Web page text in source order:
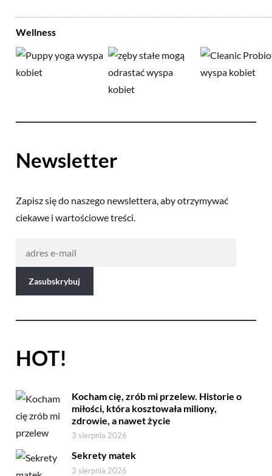
Wellness
Newsletter
Zapisz się do naszego newslettera, aby otrzymywać
ciekawe i wartościowe treści.
HOT!
Kocham cię, zrób mi przelew. Historie o
miłości, która kosztowała miliony,
zdrowie, a nawet życie
3 sierpnia 2026
Sekrety matek
3 sierpnia 2026